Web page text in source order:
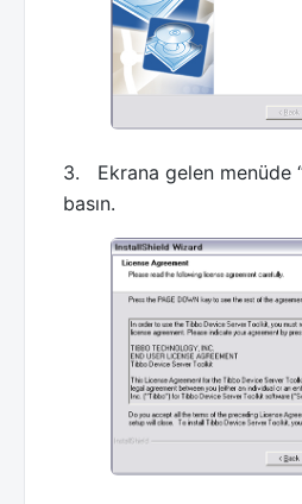
3. Ekrana gelen menüde
basın.